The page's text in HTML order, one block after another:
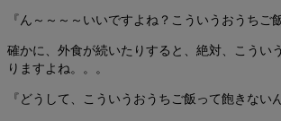
『ん～～～～いいですよね？こういうおうちご
確かに、外食が続いたりすると、絶対、こうい
りますよね。。。
『どうして、こういうおうちご飯って飽きない